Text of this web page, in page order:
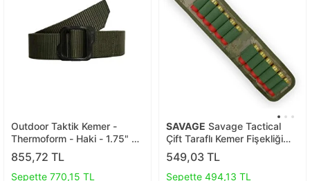
Outdoor Taktik Kemer -
Thermoform - Haki - 1.75" 44
Mm 110 Cm
855,72 TL
Sepette 770,15 TL
SAVAGE Savage Tactical
Çift Taraflı Kemer Fişekliği
Dijital Kamuflaj (dr.001)
549,03 TL
Sepette 494,13 TL